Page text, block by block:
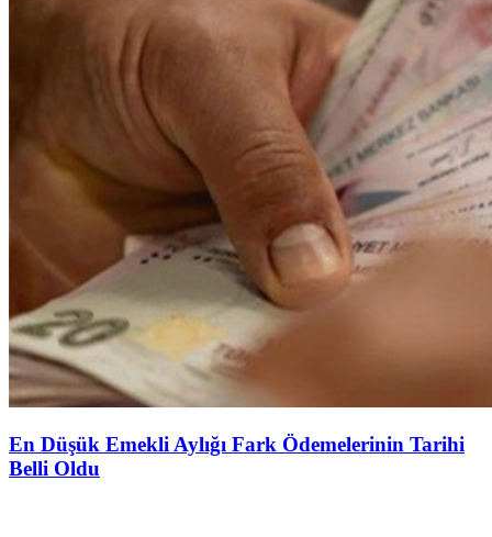
En Düşük Emekli Aylığı Fark Ödemelerinin Tarihi
Belli Oldu